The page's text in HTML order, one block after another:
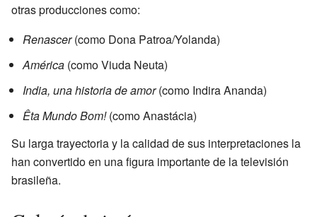
otras producciones como:
Renascer(como Dona Patroa/Yolanda)
América (como Viuda Neuta)
India, una historia de amor(como Indira Ananda)
Êta Mundo Bom!(como Anastácia)
Su larga trayectoria y la calidad de sus interpretaciones la
han convertido en una figura importante de la televisión
brasileña.